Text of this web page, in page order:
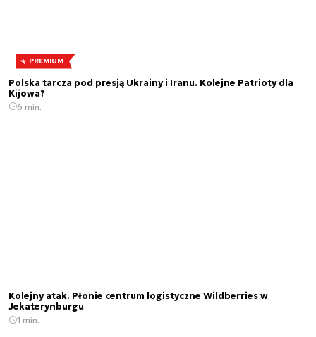
PREMIUM
Polska tarcza pod presją Ukrainy i Iranu. Kolejne Patrioty dla
Kijowa?
6 min.
Kolejny atak. Płonie centrum logistyczne Wildberries w
Jekaterynburgu
1 min.